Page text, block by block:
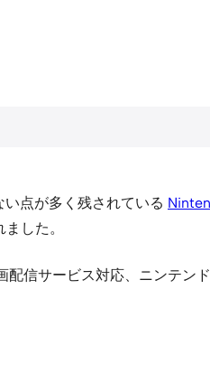
点が多く残されている
した。
信サービス対応、ニンテン